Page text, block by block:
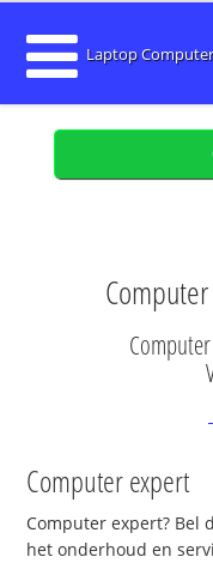
Laptop
Computer expert
Computer expert? Bel
het onderhoud en